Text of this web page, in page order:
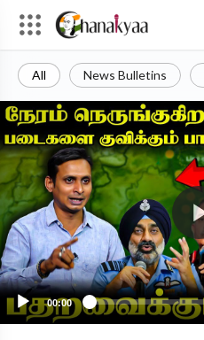
All News Bulletins
00:00